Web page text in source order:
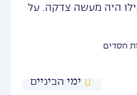
היה מעשה צדקה. על
חסדים
ימי הביניים